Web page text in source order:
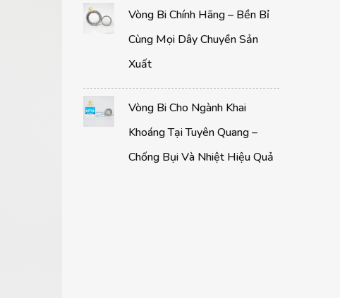
Vòng Bi Chính Hãng – Bền Bỉ
Cùng Mọi Dây Chuyền Sản
Xuất
Vòng Bi Cho Ngành Khai
Khoáng Tại Tuyên Quang –
Chống Bụi Và Nhiệt Hiệu Quả